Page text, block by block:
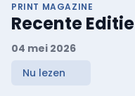
PRINT MAGAZINE
Recente Editie
04 mei 2026
Nu lezen